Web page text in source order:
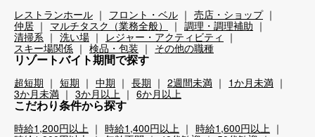
レストランホール フロント・ベル
売店・ショップ
仲居
マルチタスク（業務全般）
調理・調理補助
清掃系
洗い場
レジャー・アクティビティ
スキー場関係
検品・包装 その他の職種
リゾートバイト期間で探す
超短期 短期 中期 長期 2週間未満
1か月未満
3か月未満
3か月以上 6か月以上
こだわり条件から探す
時給1,200円以上 時給1,400円以上
時給1,600円以上